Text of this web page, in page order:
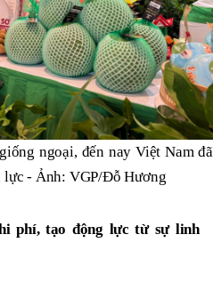
ngoại, đến nay Việt Nam đã
- Ảnh: VGP/Đỗ Hương
phí, tạo động lực từ sự linh